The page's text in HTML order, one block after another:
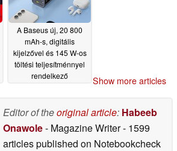
A Baseus új, 20 800
mAh-s, digitális
kijelzővel és 145 W-os
töltési teljesítménnyel
rendelkező
Show more articles
Editor of theoriginal article: Habeeb
Onawole- Magazine Writer- 1599
articles published on Notebookcheck